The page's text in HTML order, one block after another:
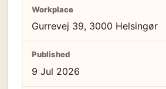
Workplace
Gurrevej 39, 3000 Helsingør
Published
9 Jul 2026